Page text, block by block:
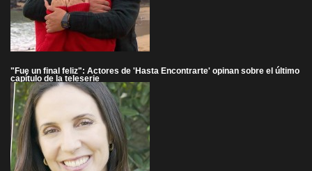
"Fue un final feliz": Actores de 'Hasta Encontrarte' opinan sobre el último
capítulo de la teleserie